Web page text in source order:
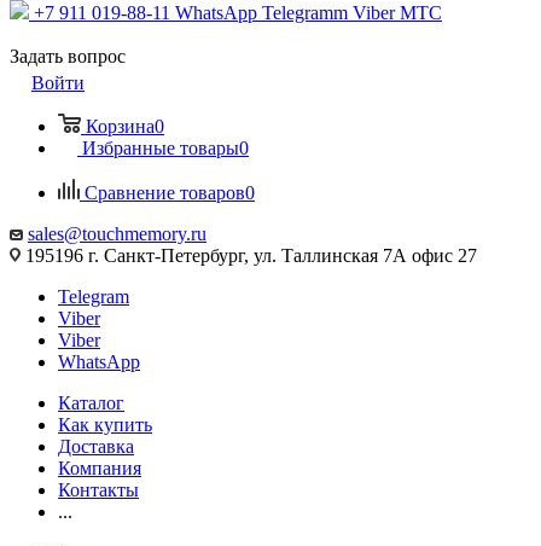
+7 911 019-88-11 WhatsApp Telegramm Viber МТС
Задать вопрос
Войти
Корзина0
Избранные товары0
Сравнение товаров0
sales@touchmemory.ru
195196 г. Санкт-Петербург, ул. Таллинская 7А офис 27
Telegram
Viber
Viber
WhatsApp
Каталог
Как купить
Доставка
Компания
Контакты
...